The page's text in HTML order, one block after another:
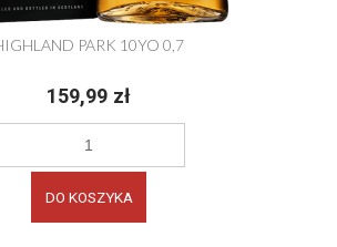
PARK 10YO 0,7
159,99 zł
DO KOSZYKA